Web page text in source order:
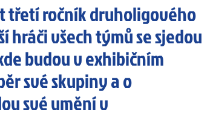
třetí ročník druholigového
hráči všech týmů se sjedou
budou v exhibičním
své skupiny a o
své umění v